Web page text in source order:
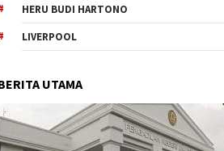
HERU BUDI HARTONO
LIVERPOOL
UTAMA